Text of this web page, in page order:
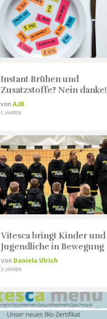
Instant Brühen und
Zusatzstoffe? Nein danke!
von AJB
5 JAHREN
Vitesca bringt Kinder und
Jugendliche in Bewegung
von Daniela Ulrich
3 JAHREN